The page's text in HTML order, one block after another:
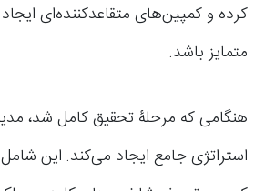
کرده و کمپین‌های متقاعدکننده‌ای ایجاد
متمایز باشد.
هنگامی که مرحلۀ تحقیق کامل شد،
استراتژی جامع ایجاد می‌کند. این